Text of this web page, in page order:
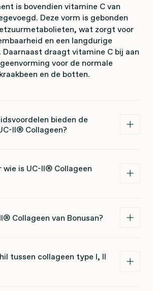
is bovendien vitamine C van
Deze vorm is gebonden
wat zorgt voor
en een langdurige
Daarnaast draagt vitamine C bij aan
voor de normale
en de botten.
bieden de
II® Collageen?
wie is UC-II® Collageen
Collageen van Bonusan?
tussen collageen type I, II